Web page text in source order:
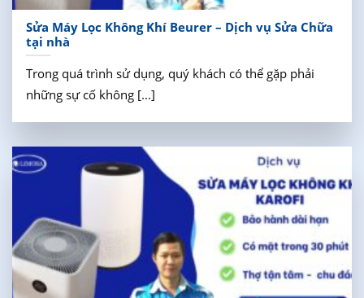
Sửa Máy Lọc Không Khí Beurer – Dịch vụ Sửa Chữa
tại nhà
Trong quá trình sử dụng, quý khách có thể gặp phải
những sự cố không [...]